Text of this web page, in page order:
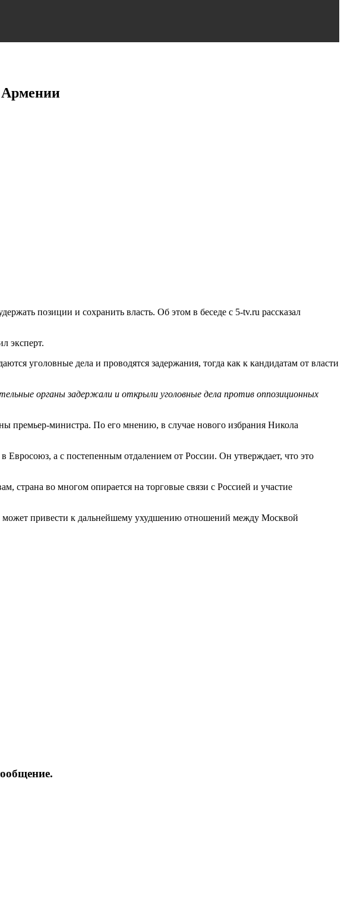
Армении
позиции и сохранить власть. Об этом в беседе с 5-tv.ru рассказал
эксперт.
уголовные дела и проводятся задержания, тогда как к кандидатам от власти
органы задержали и открыли уголовные дела против оппозиционных
премьер-министра. По его мнению, в случае нового избрания Никола
а с постепенным отдалением от России. Он утверждает, что это
страна во многом опирается на торговые связи с Россией и участие
может привести к дальнейшему ухудшению отношений между Москвой